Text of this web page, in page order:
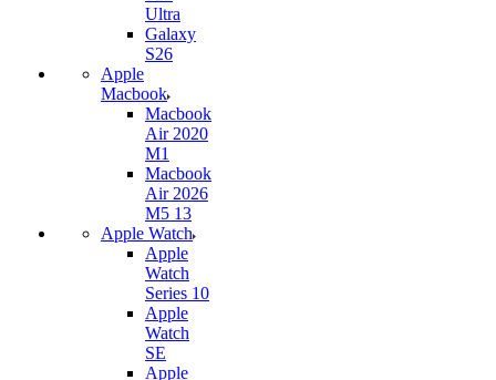
Ultra
Galaxy
S26
Apple
Macbook
Macbook
Air 2020
M1
Macbook
Air 2026
M5 13
Apple Watch
Apple
Watch
Series 10
Apple
Watch
SE
Apple